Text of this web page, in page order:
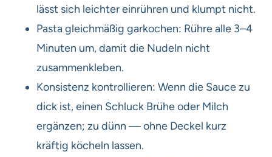
lässt sich leichter einrühren und klumpt nicht.
Pasta gleichmäßig garkochen: Rühre alle 3–4
Minuten um, damit die Nudeln nicht
zusammenkleben.
Konsistenz kontrollieren: Wenn die Sauce zu
dick ist, einen Schluck Brühe oder Milch
ergänzen; zu dünn — ohne Deckel kurz
kräftig köcheln lassen.